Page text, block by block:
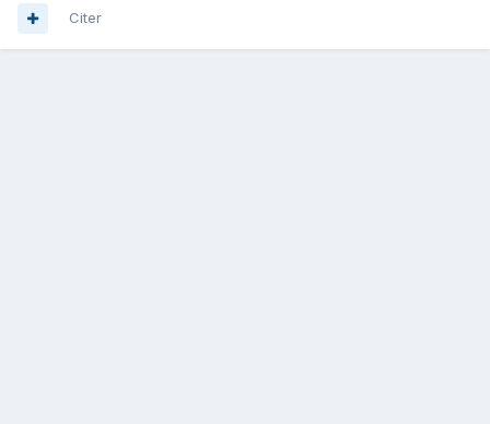
Citer